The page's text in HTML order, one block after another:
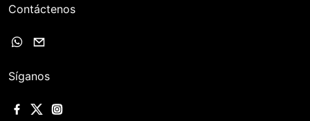
Contáctenos
Síganos